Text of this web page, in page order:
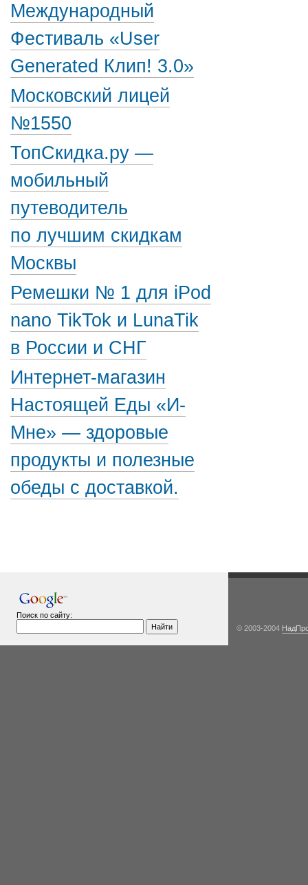
Международный
Фестиваль «User
Generated Клип! 3.0»
Московский лицей
№1550
ТопСкидка.ру —
мобильный
путеводитель
по лучшим скидкам
Москвы
Ремешки № 1 для iPod
nano TikTok и LunaTik
в России и СНГ
Интернет-магазин
Настоящей Еды «И-
Мне» — здоровые
продукты и полезные
обеды с доставкой.
Поиск по сайту:
© 2003-2004